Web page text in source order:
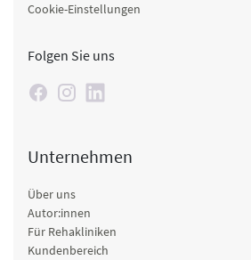
Cookie-Einstellungen
Folgen Sie uns
Unternehmen
Über uns
Autor:innen
Für Rehakliniken
Kundenbereich